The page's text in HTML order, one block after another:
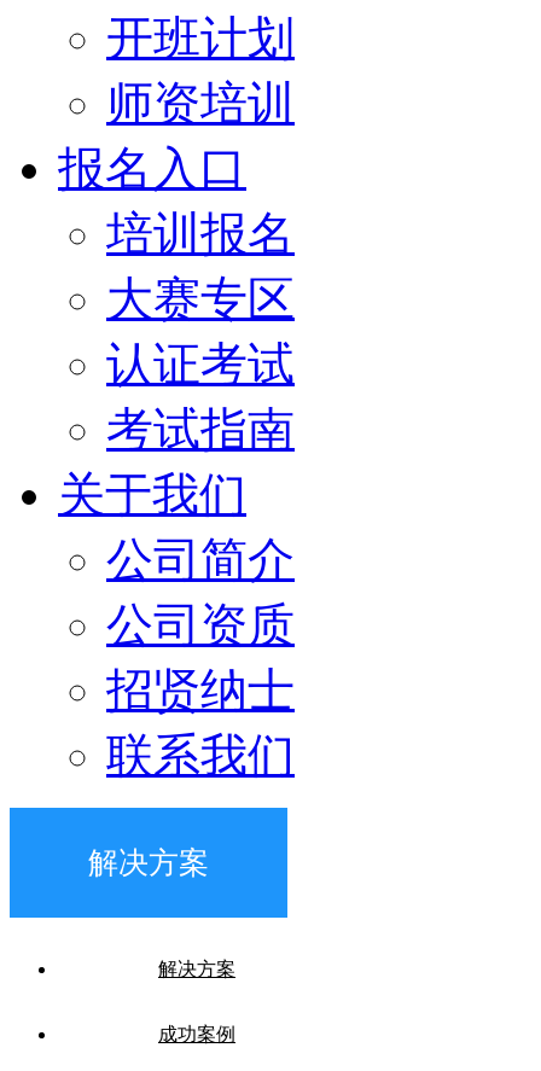
开班计划
师资培训
报名入口
培训报名
大赛专区
认证考试
考试指南
关于我们
公司简介
公司资质
招贤纳士
联系我们
解决方案
解决方案
成功案例